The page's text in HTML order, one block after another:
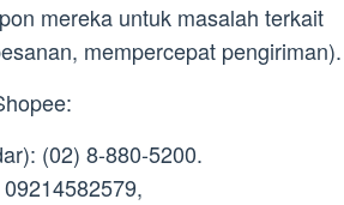
mereka untuk masalah terkait
mempercepat pengiriman).
(02) 8-880-5200.